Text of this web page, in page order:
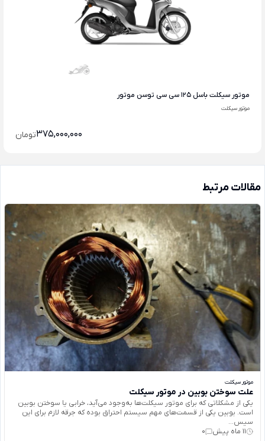
موتور سیکلت باسل 125 سی سی توسن موتور
موتور سیکلت
375,000,000تومان
مقالات مرتبط
موتور سیکلت
علت سوختن بوبین در موتور سیکلت
یکی از مشکلاتی که برای موتور سیکلت‌ها به‌وجود می‌آید، خرابی یا سوختن بوبین
است. بوبین یکی از قسمت‌های مهم سیستم احتراق بوده که جرقه لازم برای این
سیس...
11 ماه پیش
0